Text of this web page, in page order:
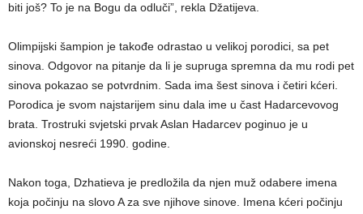
biti još? To je na Bogu da odluči”, rekla Džatijeva.
Olimpijski šampion je takođe odrastao u velikoj porodici, sa pet
sinova. Odgovor na pitanje da li je supruga spremna da mu rodi pet
sinova pokazao se potvrdnim. Sada ima šest sinova i četiri kćeri.
Porodica je svom najstarijem sinu dala ime u čast Hadarcevovog
brata. Trostruki svjetski prvak Aslan Hadarcev poginuo je u
avionskoj nesreći 1990. godine.
Nakon toga, Dzhatieva je predložila da njen muž odabere imena
koja počinju na slovo A za sve njihove sinove. Imena kćeri počinju